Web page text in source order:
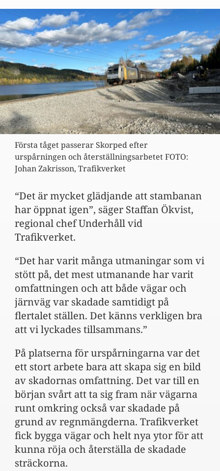
Första tåget passerar Skorped efter
urspårningen och återställningsarbetet FOTO:
Johan Zakrisson, Trafikverket
“Det är mycket glädjande att stambanan
har öppnat igen”, säger Staffan Ökvist,
regional chef Underhåll vid
Trafikverket.
“Det har varit många utmaningar som vi
stött på, det mest utmanande har varit
omfattningen och att både vägar och
järnväg var skadade samtidigt på
flertalet ställen. Det känns verkligen bra
att vi lyckades tillsammans.”
På platserna för urspårningarna var det
ett stort arbete bara att skapa sig en bild
av skadornas omfattning. Det var till en
början svårt att ta sig fram när vägarna
runt omkring också var skadade på
grund av regnmängderna. Trafikverket
fick bygga vägar och helt nya ytor för att
kunna röja och återställa de skadade
sträckorna.